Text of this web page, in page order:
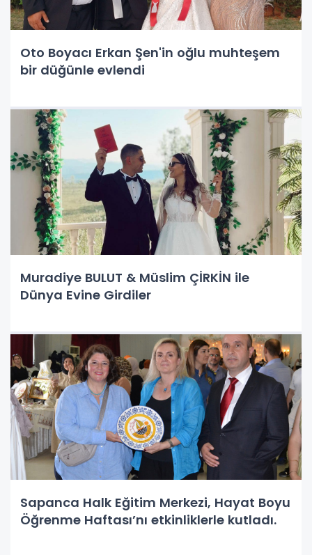
Oto Boyacı Erkan Şen'in oğlu muhteşem
bir düğünle evlendi
Muradiye BULUT & Müslim ÇİRKİN ile
Dünya Evine Girdiler
Sapanca Halk Eğitim Merkezi, Hayat Boyu
Öğrenme Haftası’nı etkinliklerle kutladı.